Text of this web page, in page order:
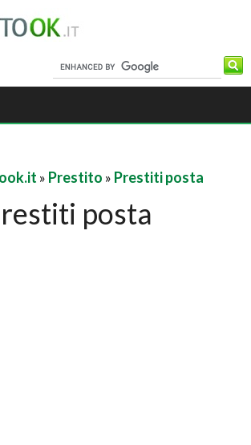
» Prestito » Prestiti posta
posta